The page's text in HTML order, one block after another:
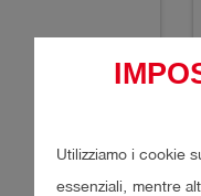
Utilizziamo i cookie
essenziali, mentre